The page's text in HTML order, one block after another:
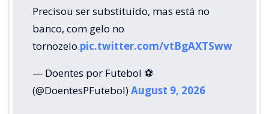
Precisou ser substituído, mas está no
banco, com gelo no
tornozelo.pic.twitter.com/vtBgAXTSww
— Doentes por Futebol ⚽
(@DoentesPFutebol)August 9, 2026